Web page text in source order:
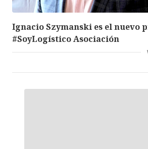
Ignacio Szymanski es el nuevo
#SoyLogístico Asociación